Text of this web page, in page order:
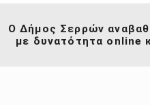
Ο Δήμος Σερρών
με δυνατότητα online